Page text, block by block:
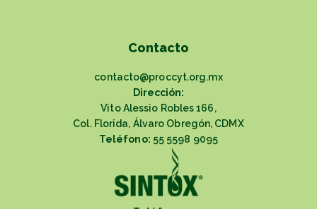
Contacto
contacto@proccyt.org.mx
Dirección:
Vito Alessio Robles 166,
Col. Florida, Álvaro Obregón, CDMX
Teléfono: 55 5598 9095